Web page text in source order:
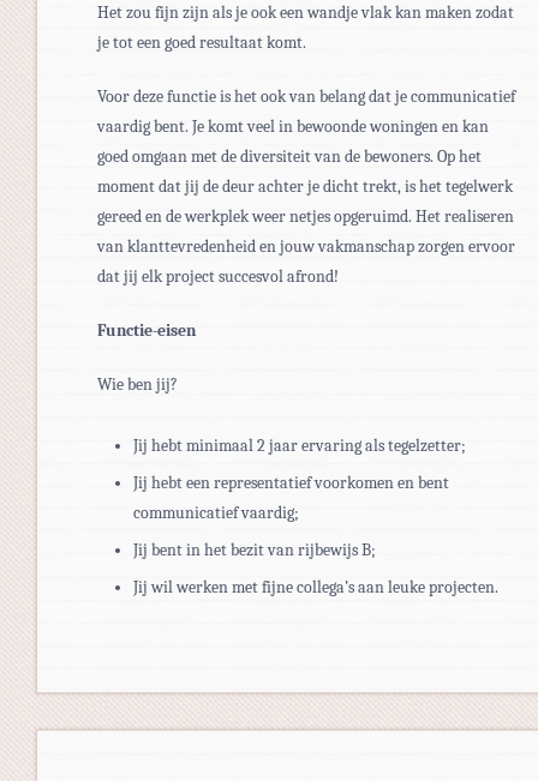
Het zou fijn zijn als je ook een wandje vlak kan maken zodat
je tot een goed resultaat komt.
Voor deze functie is het ook van belang dat je communicatief
vaardig bent. Je komt veel in bewoonde woningen en kan
goed omgaan met de diversiteit van de bewoners. Op het
moment dat jij de deur achter je dicht trekt, is het tegelwerk
gereed en de werkplek weer netjes opgeruimd. Het realiseren
van klanttevredenheid en jouw vakmanschap zorgen ervoor
dat jij elk project succesvol afrond!
Functie-eisen
Wie ben jij?
Jij hebt minimaal 2 jaar ervaring als tegelzetter;
Jij hebt een representatief voorkomen en bent
communicatief vaardig;
Jij bent in het bezit van rijbewijs B;
Jij wil werken met fijne collega’s aan leuke projecten.